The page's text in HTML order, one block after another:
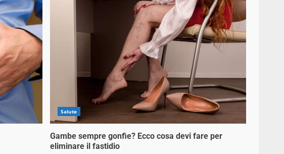
Salute
Gambe sempre gonfie? Ecco cosa devi fare per
eliminare il fastidio